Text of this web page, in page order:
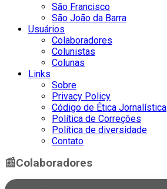
São Francisco
São João da Barra
Usuários
Colaboradores
Colunistas
Colunas
Links
Sobre
Privacy Policy
Código de Ética Jornalística
Política de Correções
Política de diversidade
Contato
📰Colaboradores